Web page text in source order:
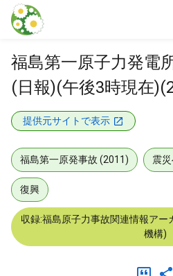
本文に飛ぶ
福島第一原子力発電
(日報)(午後3時現在
提供元サイトで表示
福島第一原発事故 (2011) 震
復興
収録:福島原子力事故関連情報アー
機構)